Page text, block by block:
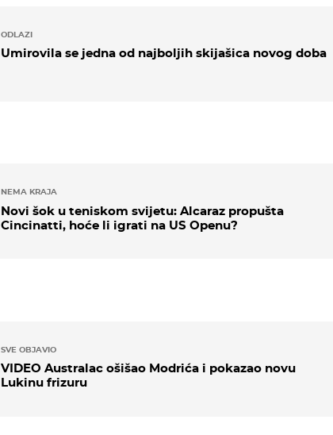
ODLAZI
Umirovila se jedna od najboljih skijašica novog doba
NEMA KRAJA
Novi šok u teniskom svijetu: Alcaraz propušta
Cincinatti, hoće li igrati na US Openu?
SVE OBJAVIO
VIDEO Australac ošišao Modrića i pokazao novu
Lukinu frizuru